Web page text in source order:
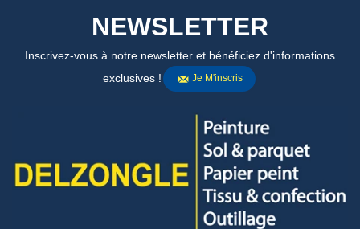
NEWSLETTER
Inscrivez-vous à notre newsletter et bénéficiez d'informations
exclusives !
Je M'inscris